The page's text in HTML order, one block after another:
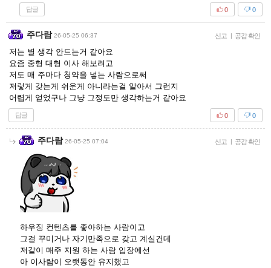
답글 0
0
주다람 26-05-25 06:37 신고 | 공감 확인
저는 별 생각 안드는거 같아요
요즘 중형 대형 이사 해보려고
저도 매 주마다 청약을 넣는 사람으로써
저렇게 갖는게 쉬운게 아니라는걸 알아서 그런지
어렵게 얻었구나 그냥 그정도만 생각하는거 같아요
답글 0
0
주다람 26-05-25 07:04 신고 | 공감 확인
하우징 컨텐츠를 좋아하는 사람이고
그걸 꾸미거나 자기만족으로 갖고 계실건데
저같이 매주 지원 하는 사람 입장에선
아 이사람이 오랫동안 유지했고